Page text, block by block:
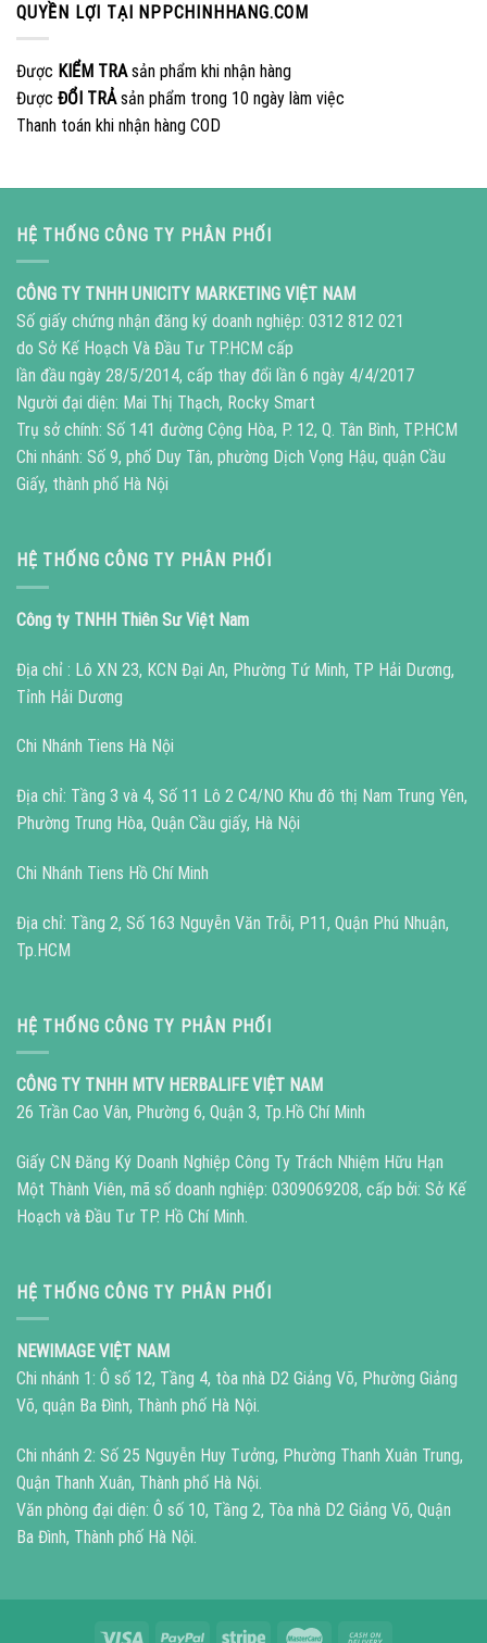
QUYỀN LỢI TẠI NPPCHINHHANG.COM
Được KIỂM TRAsản phẩm khi nhận hàng
Được ĐỔI TRẢsản phẩm trong 10 ngày làm việc
Thanh toán khi nhận hàng COD
HỆ THỐNG CÔNG TY PHÂN PHỐI
CÔNG TY TNHH UNICITY MARKETING VIỆT NAM
Số giấy chứng nhận đăng ký doanh nghiệp: 0312 812 021
do Sở Kế Hoạch Và Đầu Tư TP.HCM cấp
lần đầu ngày 28/5/2014, cấp thay đổi lần 6 ngày 4/4/2017
Người đại diện: Mai Thị Thạch, Rocky Smart
Trụ sở chính: Số 141 đường Cộng Hòa, P. 12, Q. Tân Bình, TP.HCM
Chi nhánh: Số 9, phố Duy Tân, phường Dịch Vọng Hậu, quận Cầu
Giấy, thành phố Hà Nội
HỆ THỐNG CÔNG TY PHÂN PHỐI
Công ty TNHH Thiên Sư Việt Nam
Địa chỉ : Lô XN 23, KCN Đại An, Phường Tứ Minh, TP Hải Dương,
Tỉnh Hải Dương
Chi Nhánh Tiens Hà Nội
Địa chỉ: Tầng 3 và 4, Số 11 Lô 2 C4/NO Khu đô thị Nam Trung Yên,
Phường Trung Hòa, Quận Cầu giấy, Hà Nội
Chi Nhánh Tiens Hồ Chí Minh
Địa chỉ: Tầng 2, Số 163 Nguyễn Văn Trỗi, P11, Quận Phú Nhuận,
Tp.HCM
HỆ THỐNG CÔNG TY PHÂN PHỐI
CÔNG TY TNHH MTV HERBALIFE VIỆT NAM
26 Trần Cao Vân, Phường 6, Quận 3, Tp.Hồ Chí Minh
Giấy CN Đăng Ký Doanh Nghiệp Công Ty Trách Nhiệm Hữu Hạn
Một Thành Viên, mã số doanh nghiệp: 0309069208, cấp bởi: Sở Kế
Hoạch và Đầu Tư TP. Hồ Chí Minh.
HỆ THỐNG CÔNG TY PHÂN PHỐI
NEWIMAGE VIỆT NAM
Chi nhánh 1: Ô số 12, Tầng 4, tòa nhà D2 Giảng Võ, Phường Giảng
Võ, quận Ba Đình, Thành phố Hà Nội.
Chi nhánh 2: Số 25 Nguyễn Huy Tưởng, Phường Thanh Xuân Trung,
Quận Thanh Xuân, Thành phố Hà Nội.
Văn phòng đại diện: Ô số 10, Tầng 2, Tòa nhà D2 Giảng Võ, Quận
Ba Đình, Thành phố Hà Nội.